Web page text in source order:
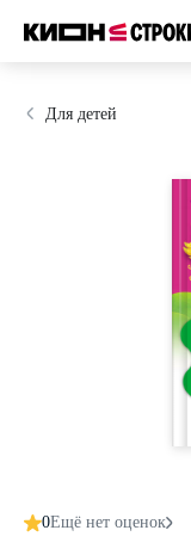
Для детей
0Ещё нет оценок